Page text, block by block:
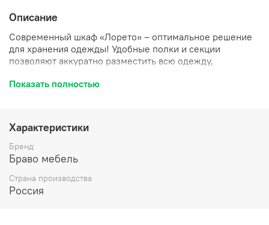
Описание
Современный шкаф «Лорето» – оптимальное решение
для хранения одежды! Удобные полки и секции
позволяют аккуратно разместить всю одежду,
Стильный дизайн впишется в любой интерьер, придавая
использования. Покупайте шкаф «Лорето» и
наслаждайтесь порядком и комфортом ежедневно!
Показать полностью
Характеристики
Бренд
Браво мебель
Страна производства
Россия